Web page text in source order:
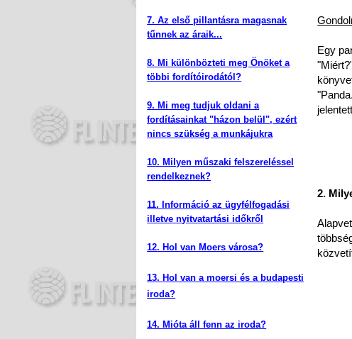
7. Az első pillantásra magasnak
tűnnek az áraik...
8. Mi különbözteti meg Önöket a
többi fordítóirodától?
9. Mi meg tudjuk oldani a
fordításainkat "házon belül", ezért
nincs szükség a munkájukra
10. Milyen műszaki felszereléssel
rendelkeznek?
11. Információ az ügyfélfogadási
illetve nyitvatartási időkről
12. Hol van Moers városa?
13. Hol van a moersi és a budapesti
iroda?
14. Mióta áll fenn az iroda?
Egy
2.